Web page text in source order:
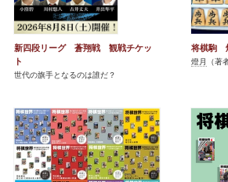
新四段リーグ 蒼翔戦 観戦チケッ
ト
世代の旗手となるのは誰だ？
将棋駒
燈月 （著